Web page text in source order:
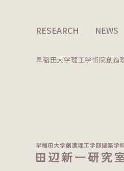
RESEARCH NEWS
早稲田大学理工学術院創造